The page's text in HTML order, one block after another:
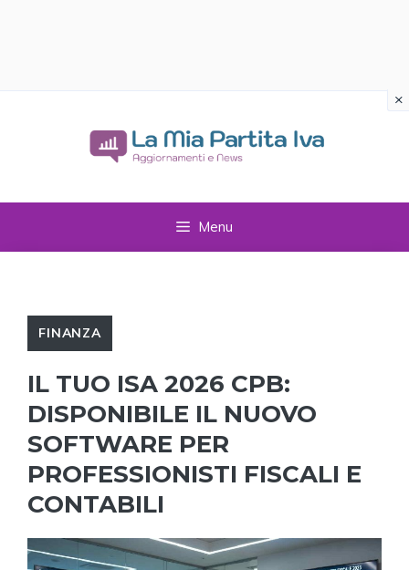
Menu
FINANZA
IL TUO ISA 2026 CPB:
DISPONIBILE IL NUOVO
SOFTWARE PER
PROFESSIONISTI FISCALI E
CONTABILI
×